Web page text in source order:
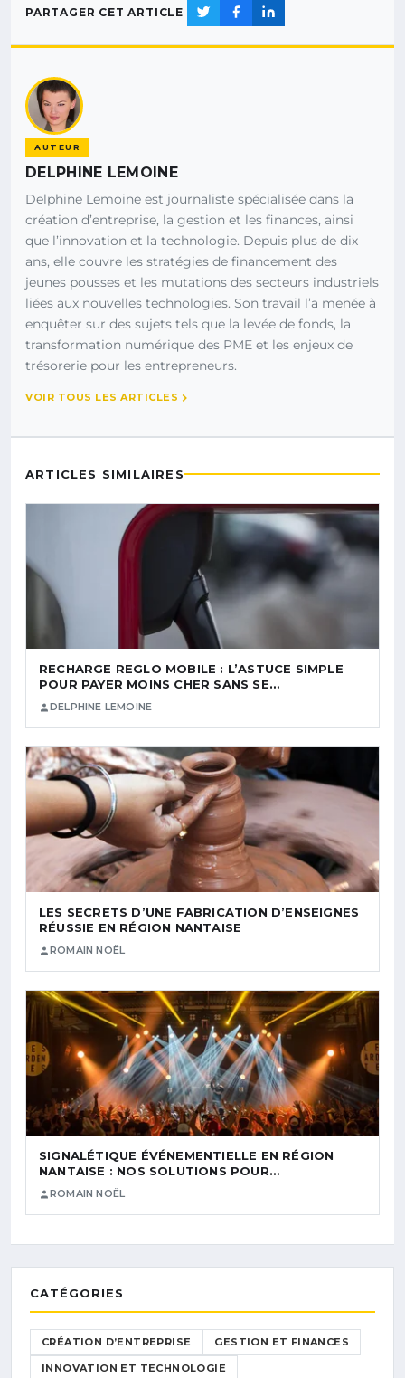
PARTAGER CET ARTICLE
AUTEUR
DELPHINE LEMOINE
Delphine Lemoine est journaliste spécialisée dans la
création d’entreprise, la gestion et les finances, ainsi
que l’innovation et la technologie. Depuis plus de dix
ans, elle couvre les stratégies de financement des
jeunes pousses et les mutations des secteurs industriels
liées aux nouvelles technologies. Son travail l’a menée à
enquêter sur des sujets tels que la levée de fonds, la
transformation numérique des PME et les enjeux de
trésorerie pour les entrepreneurs.
VOIR TOUS LES ARTICLES
ARTICLES SIMILAIRES
RECHARGE REGLO MOBILE : L’ASTUCE SIMPLE
POUR PAYER MOINS CHER SANS SE…
DELPHINE LEMOINE
LES SECRETS D’UNE FABRICATION D’ENSEIGNES
RÉUSSIE EN RÉGION NANTAISE
ROMAIN NOËL
SIGNALÉTIQUE ÉVÉNEMENTIELLE EN RÉGION
NANTAISE : NOS SOLUTIONS POUR…
ROMAIN NOËL
CATÉGORIES
CRÉATION D’ENTREPRISE GESTION ET FINANCES
INNOVATION ET TECHNOLOGIE